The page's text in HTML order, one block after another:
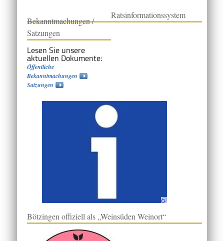
Bekanntmachungen /
Satzungen
Lesen Sie unsere
aktuellen Dokumente:
Öffentliche
Bekanntmachungen
Satzungen
Ratsinformationssystem
Bötzingen offiziell als „Weinsüden Weinort“